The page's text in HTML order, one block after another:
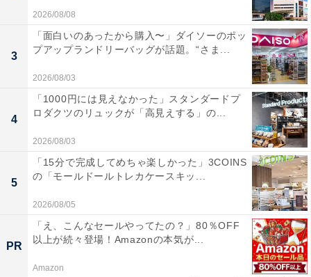
2026/08/08
3
「面白いのあったから購入〜」ダイソーのポッ
プアップランドリーバッグが話題。“さま...
2026/08/03
4
「1000円には見えなかった」スタンダードプ
ロダクツのリュックが「高見えする」の...
2026/08/03
5
「15分で完成してめちゃ楽しかった」3COINS
の「モールドールトレカケースキッ...
2026/08/05
PR
「え、こんなセールやってたの？」80％OFF
以上が続々登場！Amazonの本気が...
Amazon